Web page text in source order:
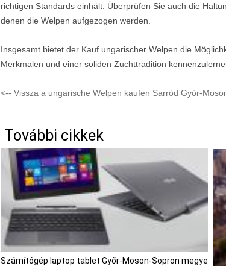
richtigen Standards einhält. Überprüfen Sie auch die
denen die Welpen aufgezogen werden.
Insgesamt bietet der Kauf ungarischer Welpen die
Merkmalen und einer soliden Zuchttradition
<-- Vissza a ungarische Welpen kaufen Sarród Győr-
További cikkek
Számítógép laptop tablet Győr-Moson-Sopron megye